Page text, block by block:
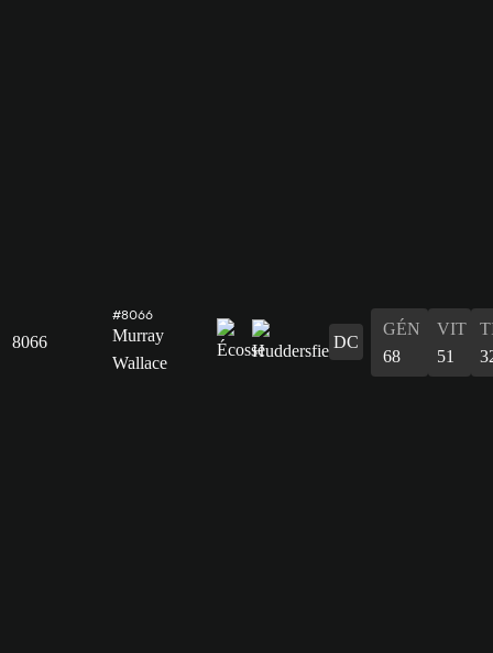
8066
#8066
Murray
Wallace
DC
GÉN
68
VIT
51